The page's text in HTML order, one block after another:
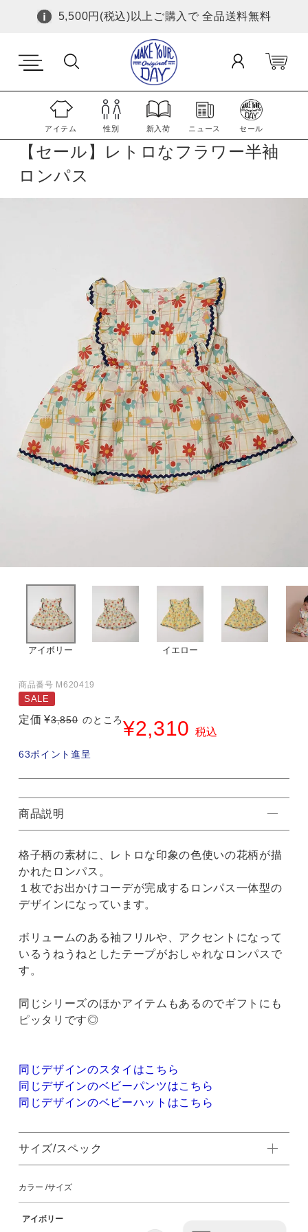
5,500円(税込)以上ご購入で 全品送料無料
アイボリー イエロー
【セール】レトロなフラワー半袖
ロンパス
商品番号 M620419
SALE
定価 ¥3,850 のところ¥2,310 税込
63ポイント進呈
商品説明
格子柄の素材に、レトロな印象の色使いの花柄が描
かれたロンパス。
１枚でお出かけコーデが完成するロンパス一体型の
デザインになっています。
ボリュームのある袖フリルや、アクセントになって
いるうねうねとしたテープがおしゃれなロンパスで
す。
同じシリーズのほかアイテムもあるのでギフトにも
ピッタリです◎
同じデザインのスタイはこちら
同じデザインのベビーパンツはこちら
同じデザインのベビーハットはこちら
サイズ/スペック
カラー サイズ
アイボリー
アイテム 性別 新入荷 ニュース セール